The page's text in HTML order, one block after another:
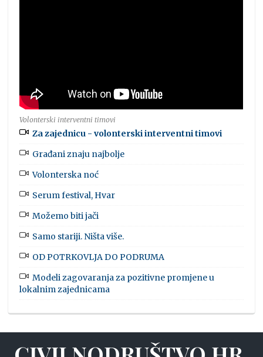
Volonterski interventni timovi
Za zajednicu - volonterski interventni timovi
Građani znaju najbolje
Volonterska noć
Serum festival, Hvar
Možemo biti jači
Samo stariji. Ništa više.
OD POTRKOVLJA DO PODRUMA
Modeli zagovaranja za pozitivne promjene u
lokalnim zajednicama